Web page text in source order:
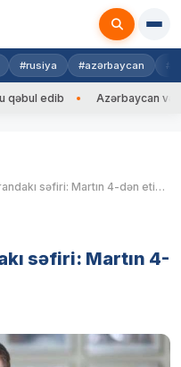
#rusiya #azərbaycan
edib Azərbaycan və
Azərbaycanın Tehrandakı səfiri: Martın 4-dən etibarən…
səfiri: Martın 4-